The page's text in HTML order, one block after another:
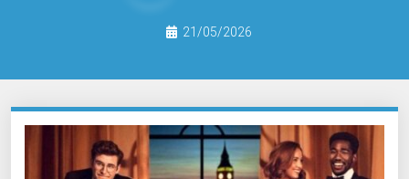
21/05/2026